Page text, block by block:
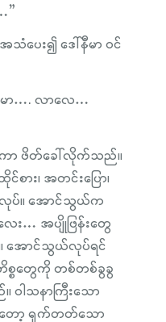
ပေး၍ ဒေါ်နီမာ ဝင်
…. လာလေ…
ာ ဖိတ်ခေါ်လိုက်သည်။
စား၊ အတင်းပြော၊
ပ်။ အောင်သွယ်က
း… အပျိုဖြန်းတွေ
။ အောင်သွယ်လုပ်ရင်
စ္စတွေကို တစ်တစ်ခွခွ
ဝါသနာကြီးသော
တော့ ရှက်တတ်သော